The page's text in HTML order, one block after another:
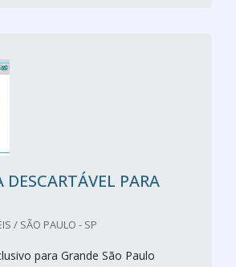
DESCARTÁVEL PARA
/ SÃO PAULO - SP
para Grande São Paulo